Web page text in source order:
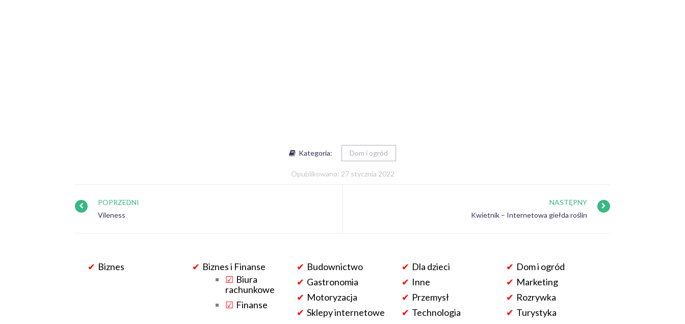
Kategoria: Dom i ogród
Opublikowano: 27 stycznia 2022
POPRZEDNI
Vileness
NASTĘPNY
Kwietnik – Internetowa giełda roślin
Biznes
Biznes i Finanse
Biura
rachunkowe
Finanse
Budownictwo Dla dzieci
Dom i ogród
Gastronomia
Inne
Marketing
Motoryzacja
Przemysł
Rozrywka
Sklepy internetowe
Technologia
Turystyka